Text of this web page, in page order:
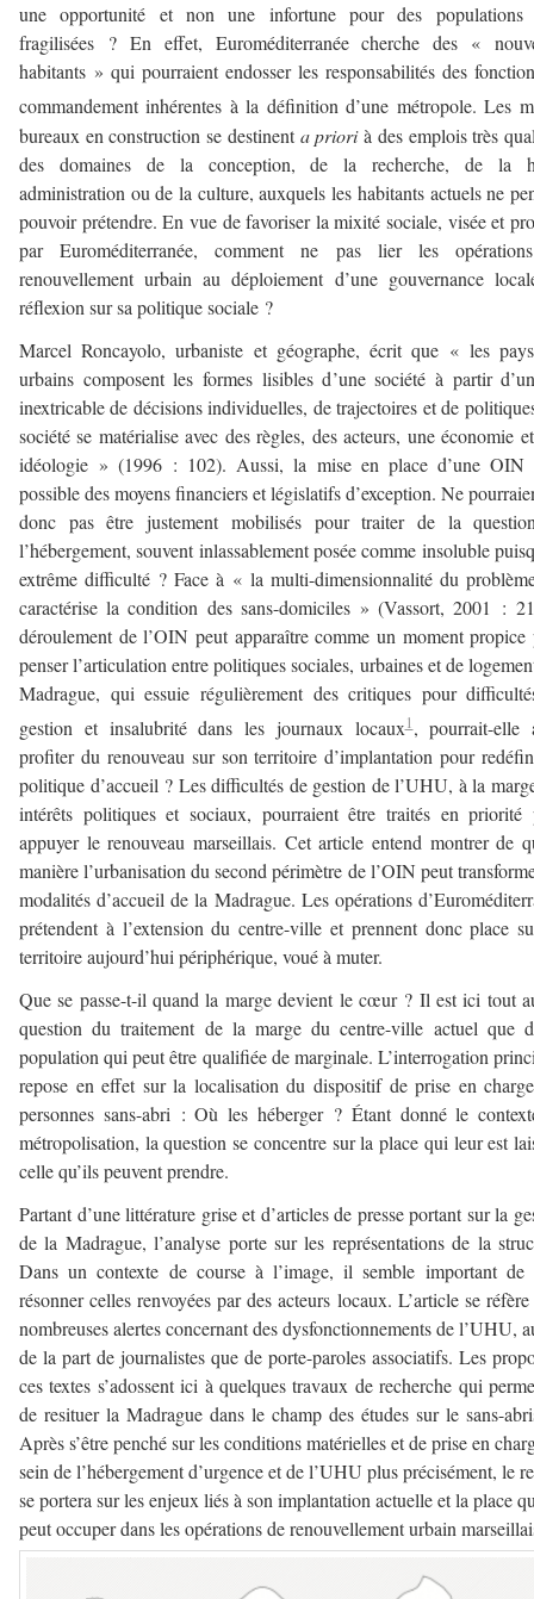
une opportunité et non une infortune pour des populations
fragilisées ? En effet, Euroméditerranée cherche des «
habitants » qui pourraient endosser les responsabilités des
commandement inhérentes à la définition d’une métropole. Les m
bureaux en construction se destinenta priorià des emplois très
des domaines de la conception, de la recherche, de la
administration ou de la culture, auxquels les habitants actuels ne
pouvoir prétendre. En vue de favoriser la mixité sociale, visée et
par Euroméditerranée, comment ne pas lier les
renouvellement urbain au déploiement d’une gouvernance
réflexion sur sa politique sociale ?
Marcel Roncayolo, urbaniste et géographe, écrit que « les
urbains composent les formes lisibles d’une société à partir
inextricable de décisions individuelles, de trajectoires et de
société se matérialise avec des règles, des acteurs, une économie
idéologie » (1996 : 102). Aussi, la mise en place d’une OIN
possible des moyens financiers et législatifs d’exception. Ne
donc pas être justement mobilisés pour traiter de la
l’hébergement, souvent inlassablement posée comme insoluble
extrême difficulté ? Face à « la multi-dimensionnalité du
caractérise la condition des sans-domiciles » (Vassort, 2001 :
déroulement de l’OIN peut apparaître comme un moment propice
penser l’articulation entre politiques sociales, urbaines et de
Madrague, qui essuie régulièrement des critiques pour
gestion et insalubrité dans les journaux locaux1, pourrait-elle
profiter du renouveau sur son territoire d’implantation pour
politique d’accueil ? Les difficultés de gestion de l’UHU, à la
intérêts politiques et sociaux, pourraient être traités en priorité
appuyer le renouveau marseillais. Cet article entend montrer de
manière l’urbanisation du second périmètre de l’OIN peut
modalités d’accueil de la Madrague. Les opérations
prétendent à l’extension du centre-ville et prennent donc place
territoire aujourd’hui périphérique, voué à muter.
Que se passe-t-il quand la marge devient le cœur ? Il est ici tout
question du traitement de la marge du centre-ville actuel que
population qui peut être qualifiée de marginale. L’interrogation
repose en effet sur la localisation du dispositif de prise en
personnes sans-abri : Où les héberger ? Étant donné le
métropolisation, la question se concentre sur la place qui leur est
celle qu’ils peuvent prendre.
Partant d’une littérature grise et d’articles de presse portant sur la
de la Madrague, l’analyse porte sur les représentations de la
Dans un contexte de course à l’image, il semble important de
résonner celles renvoyées par des acteurs locaux. L’article se
nombreuses alertes concernant des dysfonctionnements de l’UHU,
de la part de journalistes que de porte-paroles associatifs. Les
ces textes s’adossent ici à quelques travaux de recherche qui
de resituer la Madrague dans le champ des études sur le sans-
Après s’être penché sur les conditions matérielles et de prise en
sein de l’hébergement d’urgence et de l’UHU plus précisément, le
se portera sur les enjeux liés à son implantation actuelle et la place
peut occuper dans les opérations de renouvellement urbain